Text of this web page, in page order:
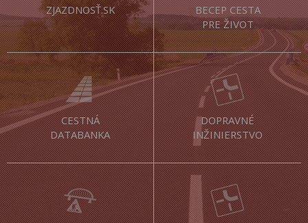
ZJAZDNOSŤ.SK
BECEP CESTA
PRE ŽIVOT
CESTNÁ
DATABANKA
DOPRAVNÉ
INŽINIERSTVO